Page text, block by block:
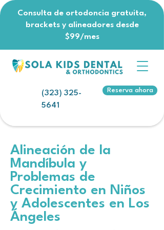
Consulta de ortodoncia gratuita,
brackets y alineadores desde
$99/mes
(323) 325-
5641
Reserva ahora
Alineación de la
Mandíbula y
Problemas de
Crecimiento en Niños
y Adolescentes en Los
Ángeles